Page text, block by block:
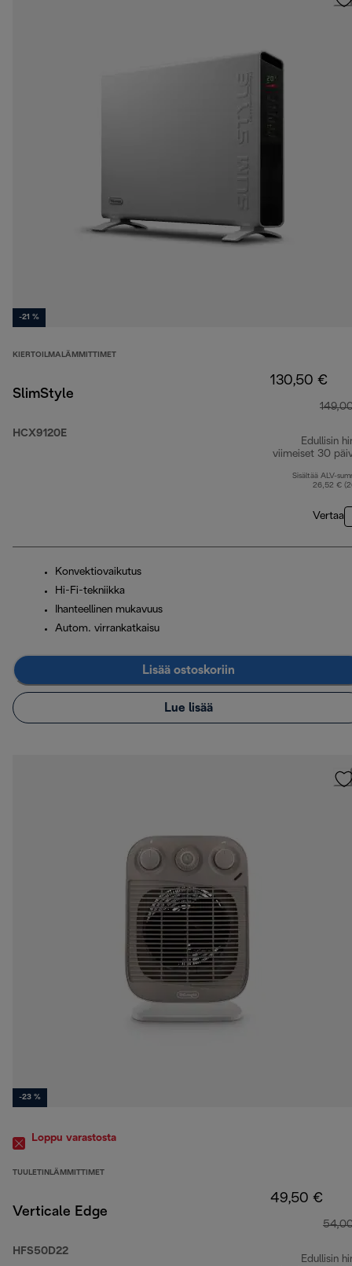
-21 %
KIERTOILMALÄMMITTIMET
SlimStyle
HCX9120E
130,50 €
Edullisin
viimeiset 30
Sisältää ALV-
26,52 €
Vertaa
Konvektiovaikutus
Hi-Fi-tekniikka
Ihanteellinen mukavuus
Autom. virrankatkaisu
Lisää ostoskoriin
Lue lisää
-23 %
Loppu varastosta
TUULETINLÄMMITTIMET
Verticale Edge
HFS50D22
49,50 €
Edullisin